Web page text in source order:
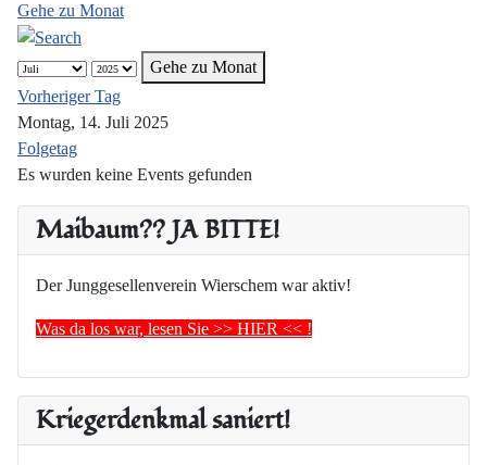
Maibaum?? JA BITTE!
Der Junggesellenverein Wierschem war aktiv!
Was da los war, lesen Sie >> HIER << !
Kriegerdenkmal saniert!
Gehe zu Monat
Gehe zu Monat
Vorheriger Tag
Montag, 14. Juli 2025
Folgetag
Es wurden keine Events gefunden